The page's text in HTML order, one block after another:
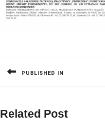
PUBLISHED IN
Related Post